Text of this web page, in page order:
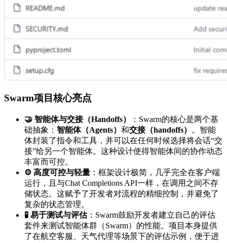
Swarm项目核心亮点
🤝 智能体与交接（Handoffs）
：Swarm的核心是两个基
础抽象： 智能体（Agents） 和交接（handoffs）
。智能
体封装了指令和工具，并可以在任何时候选择将会话“交
接”给另一个智能体。这种设计使得智能体间的协作动态
丰富而可控。
⚙️ 高度可控与轻量 ：框架设计极简，几乎完全在客户端
运行，且与Chat Completions API一样，在调用之间不存
储状态。这赋予了开发者对流程的精细控制，并避免了
复杂的状态管理。
🧪 易于测试与评估：Swarm鼓励开发者建立自己的评估
套件来测试智能体群（Swarm）的性能。项目本身提供
了在航空客服、天气代理等场景下的评估示例，便于进